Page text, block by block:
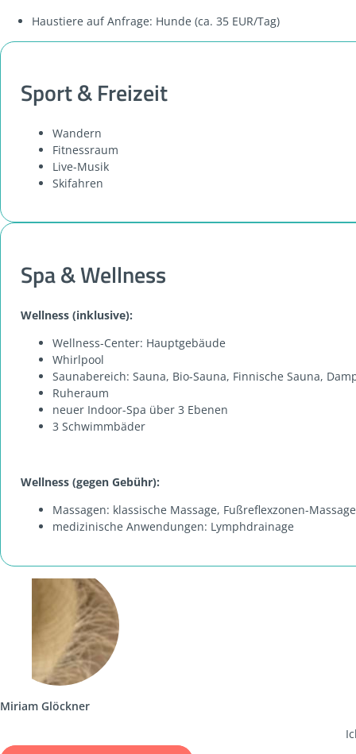
Haustiere auf Anfrage: Hunde (ca. 35 EUR/Tag)
Sport & Freizeit
Wandern
Fitnessraum
Live-Musik
Skifahren
Spa & Wellness
Wellness (inklusive):
Wellness-Center: Hauptgebäude
Whirlpool
Saunabereich: Sauna, Bio-Sauna, Finnische Sauna,
Ruheraum
neuer Indoor-Spa über 3 Ebenen
3 Schwimmbäder
Wellness (gegen Gebühr):
Massagen: klassische Massage, Fußreflexzonen-Massage
medizinische Anwendungen: Lymphdrainage
Miriam Glöckner